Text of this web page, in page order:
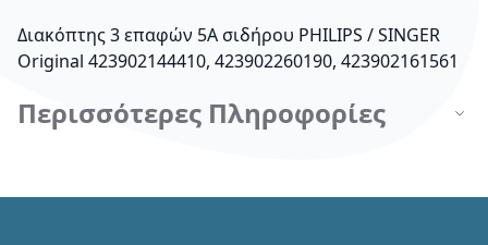
Διακόπτης 3 επαφών 5A σιδήρου PHILIPS / SINGER
Original 423902144410, 423902260190, 423902161561
Περισσότερες Πληροφορίες